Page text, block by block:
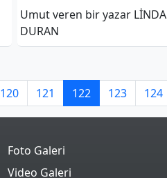
Umut veren bir yazar LİNDA
DURAN
120 121 122 123 124
Foto Galeri
Video Galeri